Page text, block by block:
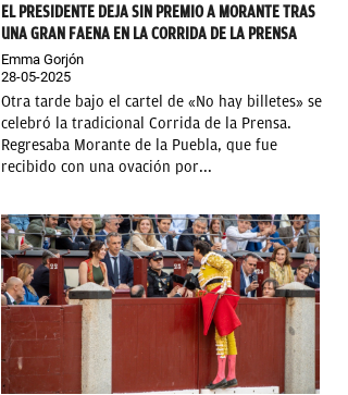
EL PRESIDENTE DEJA SIN PREMIO A MORANTE TRAS
UNA GRAN FAENA EN LA CORRIDA DE LA PRENSA
Emma Gorjón
28-05-2025
Otra tarde bajo el cartel de «No hay billetes» se
celebró la tradicional Corrida de la Prensa.
Regresaba Morante de la Puebla, que fue
recibido con una ovación por...